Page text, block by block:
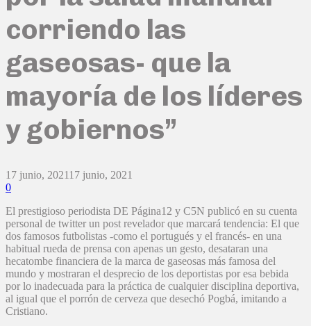
corriendo las
gaseosas- que la
mayoría de los líderes
y gobiernos”
17 junio, 202117 junio, 2021
0
El prestigioso periodista DE Página12 y C5N publicó en su cuenta
personal de twitter un post revelador que marcará tendencia: El que
dos famosos futbolistas -como el portugués y el francés- en una
habitual rueda de prensa con apenas un gesto, desataran una
hecatombe financiera de la marca de gaseosas más famosa del
mundo y mostraran el desprecio de los deportistas por esa bebida
por lo inadecuada para la práctica de cualquier disciplina deportiva,
al igual que el porrón de cerveza que desechó Pogbá, imitando a
Cristiano.